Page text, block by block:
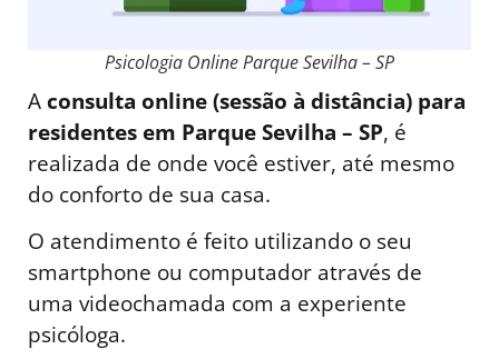
Psicologia Online Parque Sevilha – SP
Aconsulta online (sessão à distância) para
residentes em Parque Sevilha – SP, é
realizada de onde você estiver, até mesmo
do conforto de sua casa.
O atendimento é feito utilizando o seu
smartphone ou computador através de
uma videochamada com a experiente
psicóloga.